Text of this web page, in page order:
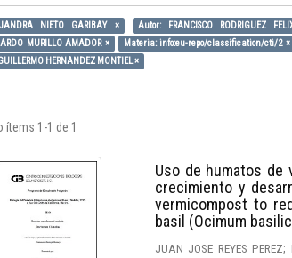
NIETO GARIBAY × Autor: FRANCISCO RODRIGUEZ
MURILLO AMADOR ×
Materia: info:eu-repo/classification/cti/2 ×
HERNANDEZ MONTIEL ×
ítems 1-1 de 1
Uso de humatos de
crecimiento y
vermicompost to
basil (Ocimum
JUAN JOSE REYES